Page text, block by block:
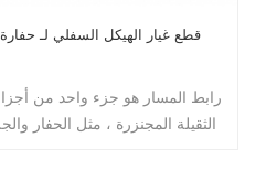
قطع غيار الهيكل السفلي لـ
رابط المسار هو جزء واحد من
الثقيلة المجنزرة ، مثل الحفار